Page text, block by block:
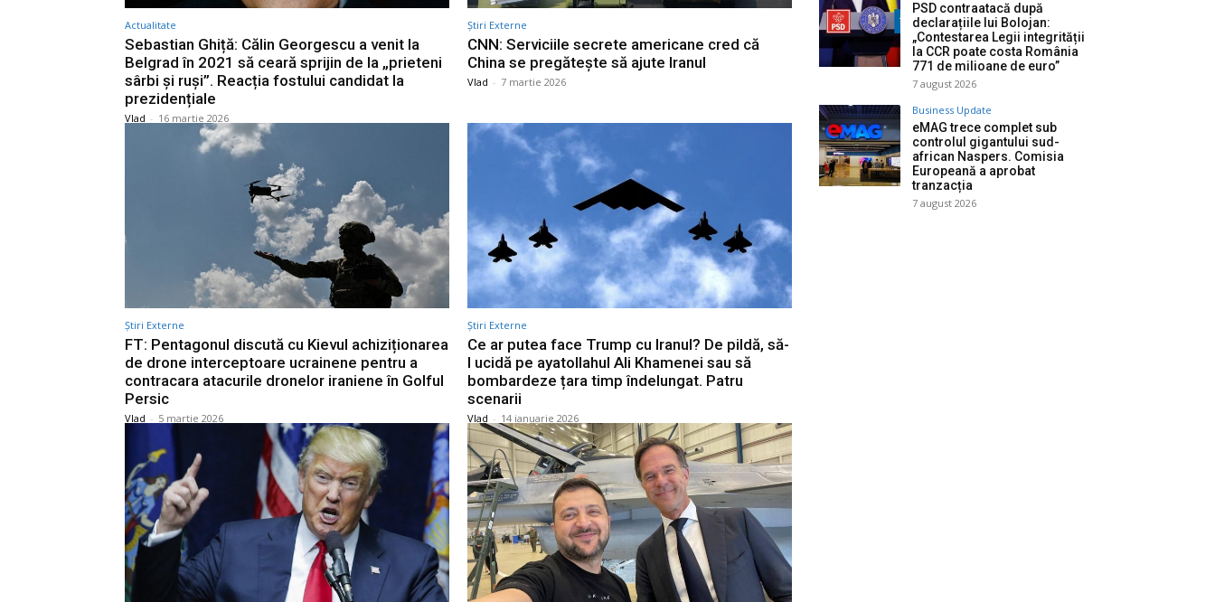
Actualitate
Sebastian Ghiță: Călin Georgescu a venit la
Belgrad în 2021 să ceară sprijin de la „prieteni
sârbi și ruși”. Reacția fostului candidat la
prezidențiale
Vlad - 16 martie 2026
Știri Externe
CNN: Serviciile secrete americane cred că
China se pregătește să ajute Iranul
Vlad - 7 martie 2026
Știri Externe
FT: Pentagonul discută cu Kievul achiziționarea
de drone interceptoare ucrainene pentru a
contracara atacurile dronelor iraniene în Golful
Persic
Vlad - 5 martie 2026
Știri Externe
Ce ar putea face Trump cu Iranul? De pildă, să-
l ucidă pe ayatollahul Ali Khamenei sau să
bombardeze țara timp îndelungat. Patru
scenarii
Vlad - 14 ianuarie 2026
PSD contraatacă după
declarațiile lui Bolojan:
„Contestarea Legii integrității
la CCR poate costa România
771 de milioane de euro”
7 august 2026
Business Update
eMAG trece complet sub
controlul gigantului sud-
african Naspers. Comisia
Europeană a aprobat
tranzacția
7 august 2026